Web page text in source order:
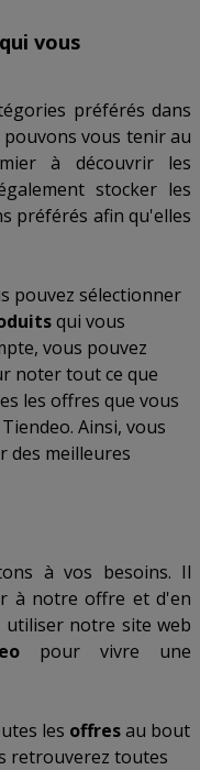
vous
préférés dans
vous tenir au
à découvrir les
stocker les
préférés afin qu'elles
pouvez sélectionner
qui vous
vous pouvez
noter tout ce que
les offres que vous
Ainsi, vous
des meilleures
à vos besoins. Il
à notre offre et d'en
notre site web
pour vivre une
les offresau bout
retrouverez toutes